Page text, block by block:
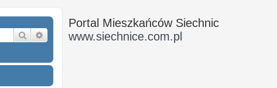
Szukaj Wyszukiwanie zaawansowane
Portal Mieszkańców Siechnic
www.siechnice.com.pl